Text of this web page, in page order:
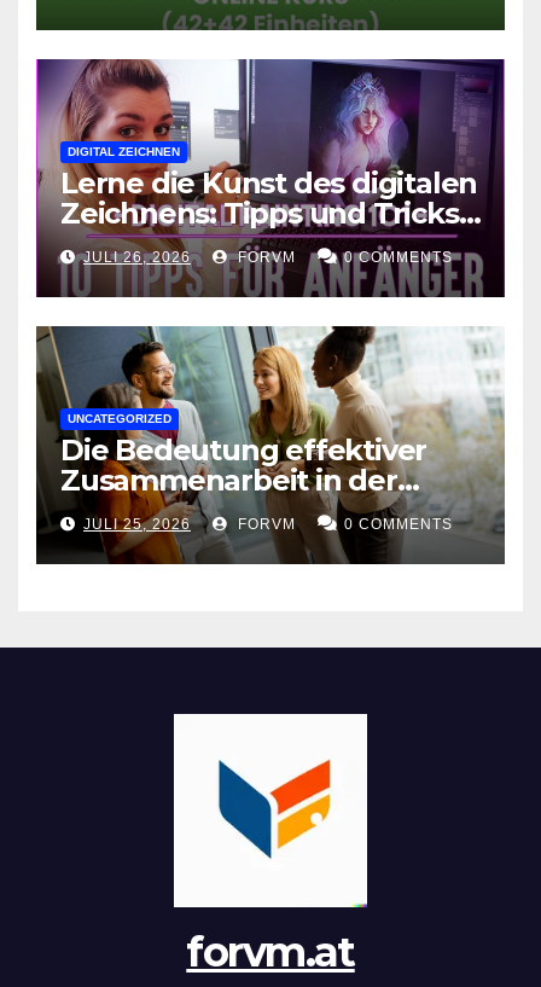
DIGITAL ZEICHNEN
Lerne die Kunst des digitalen
Zeichnens: Tipps und Tricks
für kreative Ausdruckskunst
JULI 26, 2026 FORVM 0 COMMENTS
UNCATEGORIZED
Die Bedeutung effektiver
Zusammenarbeit in der
Arbeitswelt
JULI 25, 2026 FORVM 0 COMMENTS
forvm.at